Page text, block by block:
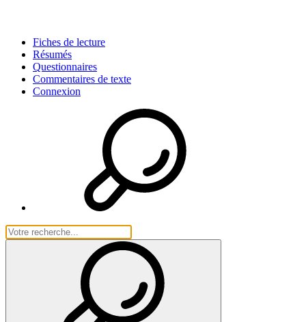
Fiches de lecture
Résumés
Questionnaires
Commentaires de texte
Connexion